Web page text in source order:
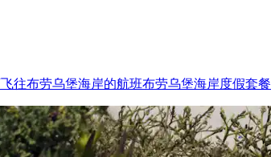
飞往布劳乌堡海岸的航班布劳乌堡海岸度假套餐